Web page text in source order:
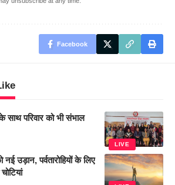
Facebook
LIVE
साथ परिवार को भी संभाल
नई उड़ान, पर्वतारोहियों के लिए